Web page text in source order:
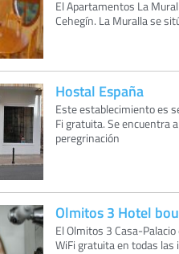
El Apartamentos La
Cehegín. La Muralla se
Hostal España
Este establecimiento es
Fi gratuita. Se encuentra
peregrinación
Olmitos 3 Hotel
El Olmitos 3 Casa-
WiFi gratuita en todas las